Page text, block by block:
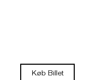
Køb Billet